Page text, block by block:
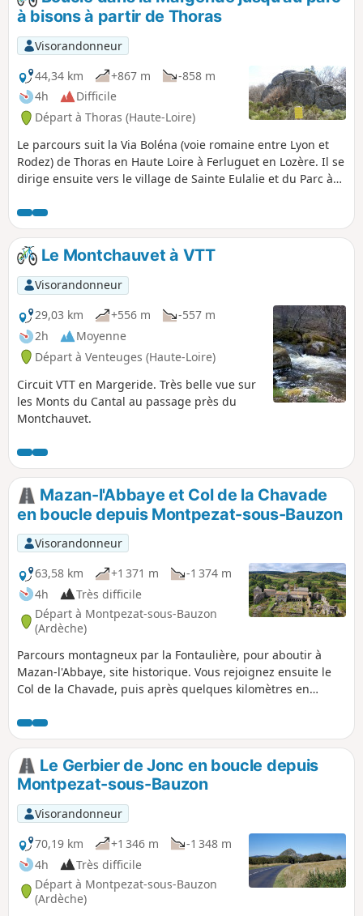
à bisons à partir de Thoras
Visorandonneur
44,34 km
+867 m
-858 m
4h
Difficile
Départ à Thoras (Haute-Loire)
Le parcours suit la Via Boléna (voie romaine entre Lyon et
Rodez) de Thoras en Haute Loire à Ferluguet en Lozère. Il se
dirige ensuite vers le village de Sainte Eulalie et du Parc à
de La Barthe, il redescend vers Thoras en empruntant une
partie du GR®4. Le parcours se fait en grande partie sur de
beaux chemins traversant une nature préservée avec des
paysages (pâturages, forêts, landes) et des panoramas à
découvrir absolument.
Le Montchauvet à VTT
Visorandonneur
29,03 km
+556 m
-557 m
2h
Moyenne
Départ à Venteuges (Haute-Loire)
Circuit VTT en Margeride. Très belle vue sur
les Monts du Cantal au passage près du
Montchauvet.
Mazan-l'Abbaye et Col de la Chavade
en boucle depuis Montpezat-sous-Bauzon
Visorandonneur
63,58 km
+1 371 m
-1 374 m
4h
Très difficile
Départ à Montpezat-sous-Bauzon
(Ardèche)
Parcours montagneux par la Fontaulière, pour aboutir à
Mazan-l'Abbaye, site historique. Vous rejoignez ensuite le
Col de la Chavade, puis après quelques kilomètres en
Vous poursuivez ensuite la descente sur la N102 jusqu'à
Thueyts, puis en montée la D26 vers Meyras, et retour à
Montpezat.
Le Gerbier de Jonc en boucle depuis
Montpezat-sous-Bauzon
Visorandonneur
70,19 km
+1 346 m
-1 348 m
4h
Très difficile
Départ à Montpezat-sous-Bauzon
(Ardèche)